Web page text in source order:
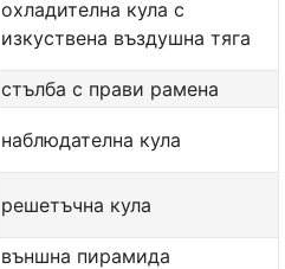
охладителна кула с
изкуствена въздушна тяга
стълба с прави рамена
наблюдателна кула
решетъчна кула
външна пирамида